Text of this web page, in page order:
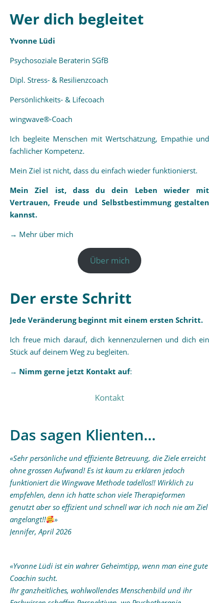
Wer dich begleitet
Yvonne Lüdi
Psychosoziale Beraterin SGfB
Dipl. Stress- & Resilienzcoach
Persönlichkeits- & Lifecoach
wingwave®-Coach
Ich begleite Menschen mit Wertschätzung, Empathie und
fachlicher Kompetenz.
Mein Ziel ist nicht, dass du einfach wieder funktionierst.
Mein Ziel ist, dass du dein Leben wieder mit
Vertrauen, Freude und Selbstbestimmung gestalten
kannst.
→ Mehr über mich
Über mich
Der erste Schritt
Jede Veränderung beginnt mit einem ersten Schritt.
Ich freue mich darauf, dich kennenzulernen und dich ein
Stück auf deinem Weg zu begleiten.
→ Nimm gerne jetzt Kontakt auf:
Kontakt
Das sagen Klienten…
«Sehr persönliche und effiziente Betreuung, die Ziele erreicht
ohne grossen Aufwand! Es ist kaum zu erklären jedoch
funktioniert die Wingwave Methode tadellos!! Wirklich zu
empfehlen, denn ich hatte schon viele Therapieformen
genutzt aber so effizient und schnell war ich noch nie am Ziel
angelangt!!
»
Jennifer, April 2026
«Yvonne Lüdi ist ein wahrer Geheimtipp, wenn man eine gute
Coachin sucht.
Ihr ganzheitliches, wohlwollendes Menschenbild und ihr